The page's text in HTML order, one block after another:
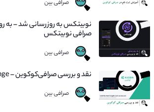
صرافی بین
نوبیتکس به روزرسانی شد – به
صرافی نوبیتکس
صرافی بین
نقد و بررسی صرافی‌کوکوین – Kucoin Exchange
صرافی بین